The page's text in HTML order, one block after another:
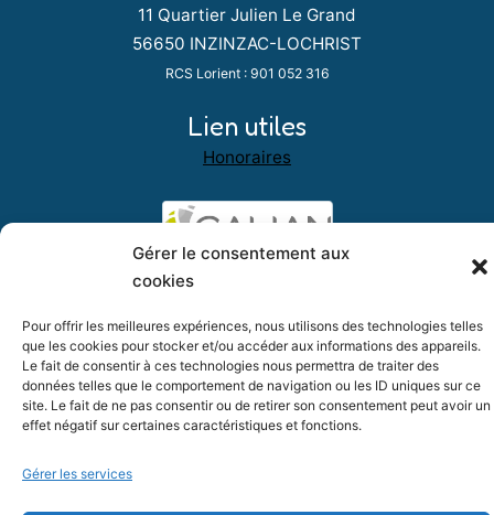
Gérer le consentement aux
cookies
Pour offrir les meilleures expériences, nous utilisons des technologies telles
que les cookies pour stocker et/ou accéder aux informations des appareils.
Le fait de consentir à ces technologies nous permettra de traiter des
données telles que le comportement de navigation ou les ID uniques sur ce
site. Le fait de ne pas consentir ou de retirer son consentement peut avoir un
effet négatif sur certaines caractéristiques et fonctions.
Gérer les services
11 Quartier Julien Le Grand
56650 INZINZAC-LOCHRIST
RCS Lorient : 901 052 316
Lien utiles
Honoraires
Numero11 immo - 2026, tous droits réservés
cookies (EU)